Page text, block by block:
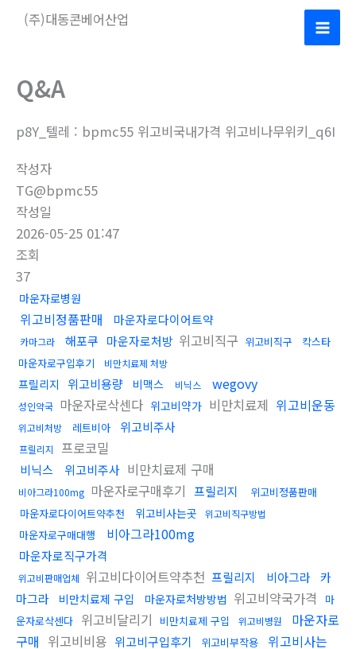
(주)대동콘베어산업
Main
Q&A
p8Y_텔레 : bpmc55 위고비국내가격 위고비나무위키_q6I
작성자
TG@bpmc55
작성일
2026-05-25 01:47
조회
37
마운자로병원
위고비정품판매 마운자로다이어트약
카마그라 해포쿠 마운자로처방 위고비직구 위고비직구
칵스타
마운자로구입후기
비만치료제 처방
프릴리지 위고비용량 비맥스 비닉스 wegovy
성인약국 마운자로삭센다 위고비약가 비만치료제 위고비운동
위고비처방 레트비아 위고비주사
프릴리지 프로코밀
비닉스 위고비주사 비만치료제 구매
비아그라100mg 마운자로구매후기 프릴리지
위고비정품판매
마운자로다이어트약추천
위고비사는곳 위고비직구방법
마운자로구매대행 비아그라100mg
마운자로직구가격
위고비판매업체 위고비다이어트약추천 프릴리지 비아그라 카
마그라
비만치료제 구입 마운자로처방방법 위고비약국가격
마
운자로삭센다 위고비달리기 비만치료제 구입 위고비병원
마운자로
구매 위고비비용 위고비구입후기 위고비부작용
위고비사는